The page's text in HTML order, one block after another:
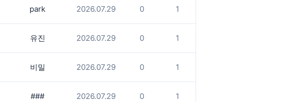
park 2026.07.29 0 1
유진 2026.07.29 0 1
비밀 2026.07.29 0 1
### 2026.07.29 0 1